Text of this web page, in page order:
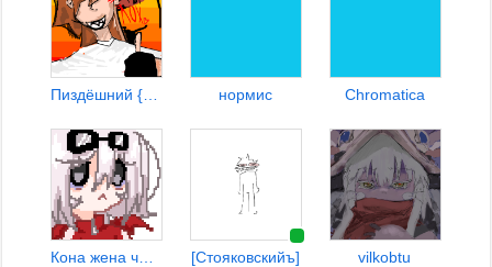
нормис Chromatica
[Стояковскийъ] vilkobtu